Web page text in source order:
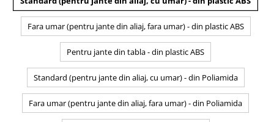
Fara umar (pentru jante din aliaj, fara umar) - din plastic ABS
Pentru jante din tabla - din plastic ABS
Standard (pentru jante din aliaj, cu umar) - din Poliamida
Fara umar (pentru jante din aliaj, fara umar) - din Poliamida